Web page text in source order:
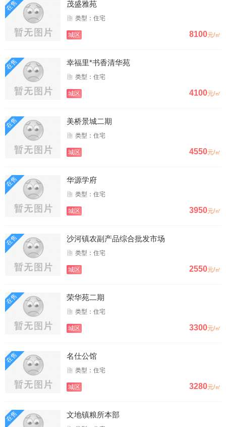
在售 茂盛雅苑
类型：住宅
城区 8100元/㎡
在售 幸福里*书香清华苑
类型：住宅
城区 4100元/㎡
在售 美桥景城二期
类型：住宅
城区 4550元/㎡
在售 华源学府
类型：住宅
城区 3950元/㎡
在售 沙河镇农副产品综合批发市场
类型：住宅
城区 2550元/㎡
在售 荣华苑二期
类型：住宅
城区 3300元/㎡
在售 名仕公馆
类型：住宅
城区 3280元/㎡
在售 文地镇粮所本部